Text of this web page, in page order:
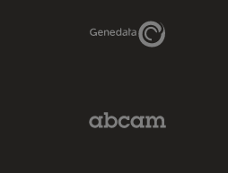
Genedata Link